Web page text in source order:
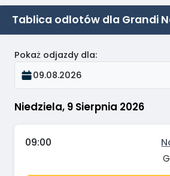
Tablica odlotów dla Grandi
Niedziela, 9 Sierpnia 2026
Pokaż odjazdy dla:
09.08.2026
09:00